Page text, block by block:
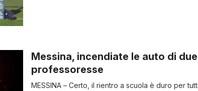
Messina, incendiate le auto di due
professoresse
MESSINA – Certo, il rientro a scuola è duro per